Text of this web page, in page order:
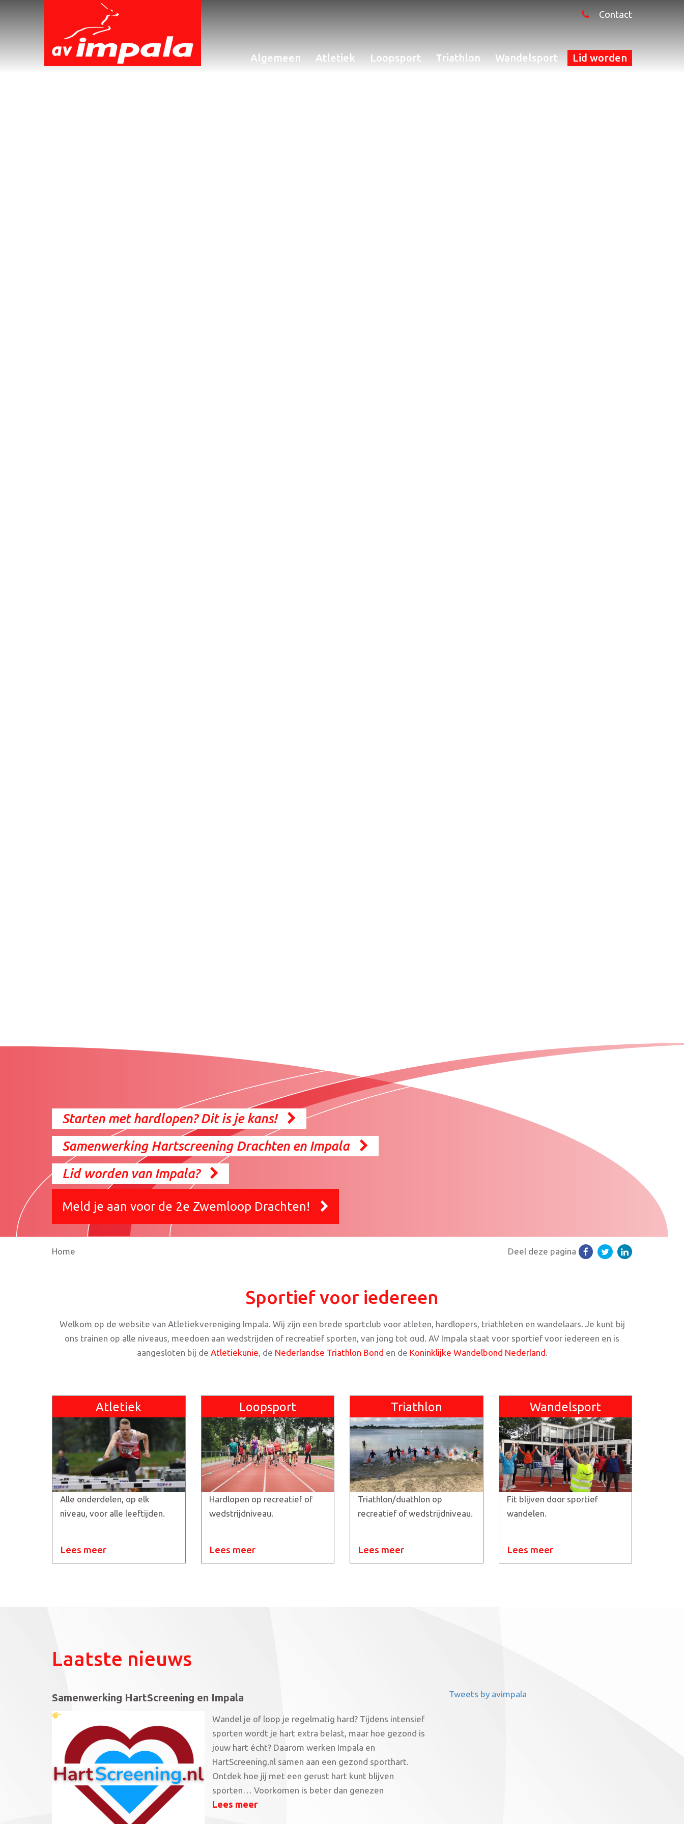
Contact
Algemeen Atletiek Loopsport Triathlon Wandelsport Lid worden
Starten met hardlopen? Dit is je kans!
Samenwerking Hartscreening Drachten en Impala
Lid worden van Impala?
Meld je aan voor de 2e Zwemloop Drachten!
Home Deel deze pagina
Sportief voor iedereen
Welkom op de website van Atletiekvereniging Impala. Wij zijn een brede sportclub voor atleten, hardlopers, triathleten en wandelaars. Je kunt bij
ons trainen op alle niveaus, meedoen aan wedstrijden of recreatief sporten, van jong tot oud. AV Impala staat voor sportief voor iedereen en is
aangesloten bij de Atletiekunie, de Nederlandse Triathlon Bond en de Koninklijke Wandelbond Nederland.
Atletiek
Alle onderdelen, op elk
niveau, voor alle leeftijden.
Lees meer
Loopsport
Hardlopen op recreatief of
wedstrijdniveau.
Lees meer
Triathlon
Triathlon/duathlon op
recreatief of wedstrijdniveau.
Lees meer
Wandelsport
Fit blijven door sportief
wandelen.
Lees meer
Laatste nieuws
Samenwerking HartScreening en Impala
Wandel je of loop je regelmatig hard? Tijdens intensief
sporten wordt je hart extra belast, maar hoe gezond is
jouw hart écht? Daarom werken Impala en
HartScreening.nl samen aan een gezond sporthart.
Ontdek hoe jij met een gerust hart kunt blijven
sporten… Voorkomen is beter dan genezen
Lees meer
Tweets by avimpala